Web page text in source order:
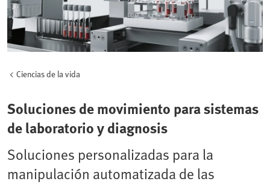
Ciencias de la vida
Soluciones de movimiento para sistemas
de laboratorio y diagnosis
Soluciones personalizadas para la
manipulación automatizada de las